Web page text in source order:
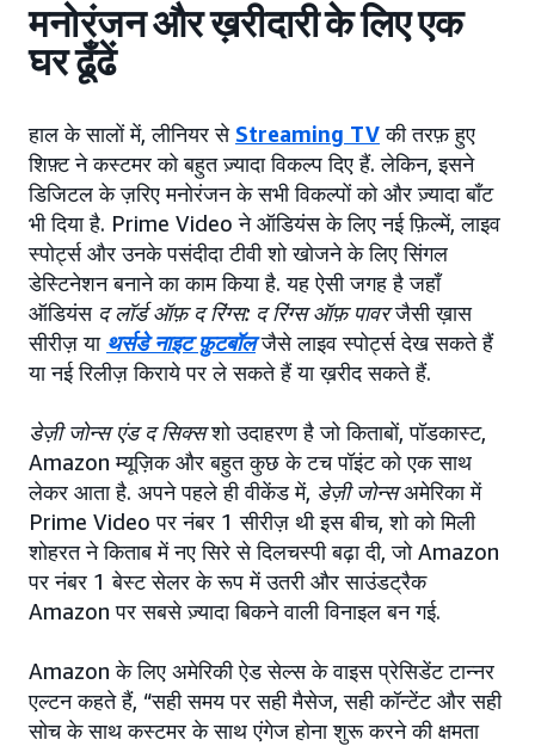
मनोरंजन और ख़रीदारी के लिए एक
घर ढूँढें
हाल के सालों में, लीनियर से Streaming TVकी तरफ़ हुए
शिफ़्ट ने कस्टमर को बहुत ज़्यादा विकल्प दिए हैं. लेकिन, इसने
डिजिटल के ज़रिए मनोरंजन के सभी विकल्पों को और ज़्यादा बाँट
भी दिया है. Prime Video ने ऑडियंस के लिए नई फ़िल्में, लाइव
स्पोर्ट्स और उनके पसंदीदा टीवी शो खोजने के लिए सिंगल
डेस्टिनेशन बनाने का काम किया है. यह ऐसी जगह है जहाँ
ऑडियंस द लॉर्ड ऑफ़ द रिंग्स: द रिंग्स ऑफ़ पावरजैसी ख़ास
सीरीज़ या थर्सडे नाइट फ़ुटबॉलजैसे लाइव स्पोर्ट्स देख सकते हैं
या नई रिलीज़ किराये पर ले सकते हैं या ख़रीद सकते हैं.
डेज़ी जोन्स एंड द सिक्सशो उदाहरण है जो किताबों, पॉडकास्ट,
Amazon म्यूज़िक और बहुत कुछ के टच पॉइंट को एक साथ
लेकर आता है. अपने पहले ही वीकेंड में, डेज़ी जोन्सअमेरिका में
Prime Video पर नंबर 1 सीरीज़ थी इस बीच, शो को मिली
शोहरत ने किताब में नए सिरे से दिलचस्पी बढ़ा दी, जो Amazon
पर नंबर 1 बेस्ट सेलर के रूप में उतरी और साउंडट्रैक
Amazon पर सबसे ज़्यादा बिकने वाली विनाइल बन गई.
Amazon के लिए अमेरिकी ऐड सेल्स के वाइस प्रेसिडेंट टान्नर
एल्टन कहते हैं, “सही समय पर सही मैसेज, सही कॉन्टेंट और सही
सोच के साथ कस्टमर के साथ एंगेज होना शुरू करने की क्षमता